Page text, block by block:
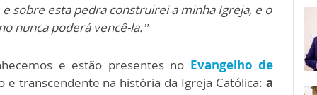
e sobre esta pedra construirei a minha Igreja, e o
nunca poderá vencê-la.”
e estão presentes no Evangelho de
transcendente na história da Igreja Católica: a